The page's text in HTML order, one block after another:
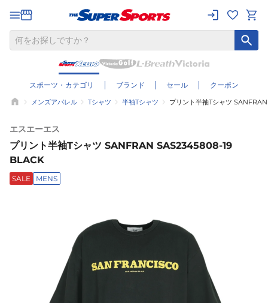
スポーツ・カテゴリ ブランド セール クーポン
メンズアパレル Tシャツ 半袖Tシャツ プリント半袖Tシャツ
エスエーエス
プリント半袖Tシャツ SANFRAN SAS2345808-19
BLACK
SALE MENS